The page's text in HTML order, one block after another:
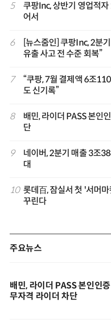
5
쿠팡Inc, 상반기 영업적
어서
6
[뉴스줌인] 쿠팡Inc, 2분
유출 사고 전 수준 회복”
7
“쿠팡, 7월 결제액 6조
도 신기록”
8
배민, 라이더 PASS 본인
단
9
네이버, 2분기 매출 3조
대
10 롯데百, 잠실서 첫 '서머
꾸린다
주요뉴스
배민, 라이더 PASS 본인인
무자격 라이더 차단